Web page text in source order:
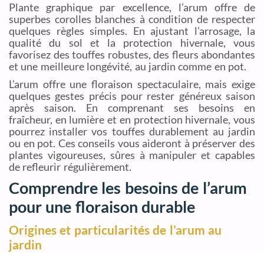
Plante graphique par excellence, l’arum offre de
superbes corolles blanches à condition de respecter
quelques règles simples. En ajustant l’arrosage, la
qualité du sol et la protection hivernale, vous
favorisez des touffes robustes, des fleurs abondantes
et une meilleure longévité, au jardin comme en pot.
L’arum offre une floraison spectaculaire, mais exige
quelques gestes précis pour rester généreux saison
après saison. En comprenant ses besoins en
fraîcheur, en lumière et en protection hivernale, vous
pourrez installer vos touffes durablement au jardin
ou en pot. Ces conseils vous aideront à préserver des
plantes vigoureuses, sûres à manipuler et capables
de refleurir régulièrement.
Comprendre les besoins de l’arum
pour une floraison durable
Origines et particularités de l’arum au
jardin